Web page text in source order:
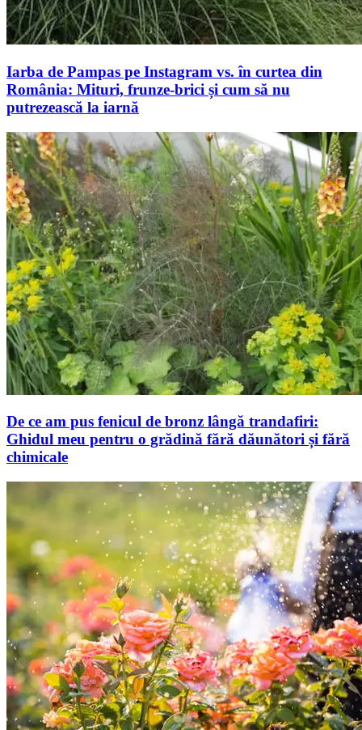
Iarba de Pampas pe Instagram vs. în curtea din
România: Mituri, frunze-brici și cum să nu
putrezească la iarnă
De ce am pus fenicul de bronz lângă trandafiri:
Ghidul meu pentru o grădină fără dăunători și fără
chimicale